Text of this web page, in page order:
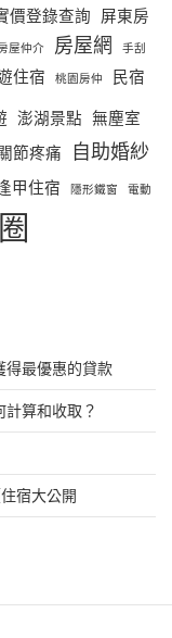
價登錄查詢 屏東房
屋仲介 房屋網
手刮
住宿 桃園房仲
民宿
澎湖景點 無塵室
節疼痛
自助婚紗
甲住宿 隱形鐵窗 電動
得最優惠的貸款
算和收取？
宿大公開